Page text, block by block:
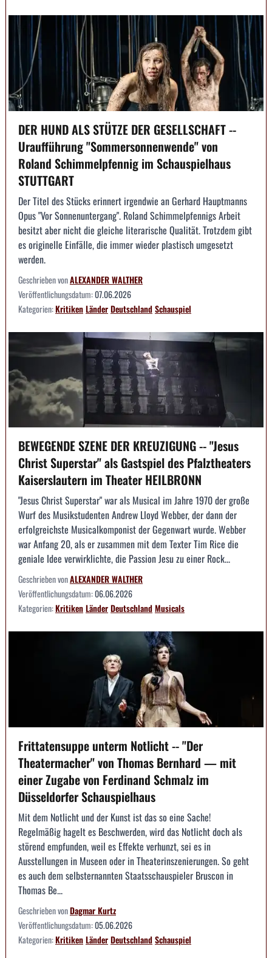
DER HUND ALS STÜTZE DER GESELLSCHAFT --
Uraufführung "Sommersonnenwende" von
Roland Schimmelpfennig im Schauspielhaus
STUTTGART
Der Titel des Stücks erinnert irgendwie an Gerhard Hauptmanns
Opus "Vor Sonnenuntergang". Roland Schimmelpfennigs Arbeit
besitzt aber nicht die gleiche literarische Qualität. Trotzdem gibt
es originelle Einfälle, die immer wieder plastisch umgesetzt
werden.
Geschrieben vonALEXANDER WALTHER
Veröffentlichungsdatum:07.06.2026
Kategorien:KritikenLänderDeutschlandSchauspiel
BEWEGENDE SZENE DER KREUZIGUNG -- "Jesus
Christ Superstar" als Gastspiel des Pfalztheaters
Kaiserslautern im Theater HEILBRONN
"Jesus Christ Superstar" war als Musical im Jahre 1970 der große
Wurf des Musikstudenten Andrew Lloyd Webber, der dann der
erfolgreichste Musicalkomponist der Gegenwart wurde. Webber
war Anfang 20, als er zusammen mit dem Texter Tim Rice die
geniale Idee verwirklichte, die Passion Jesu zu einer Rock...
Geschrieben vonALEXANDER WALTHER
Veröffentlichungsdatum:06.06.2026
Kategorien:KritikenLänderDeutschlandMusicals
Frittatensuppe unterm Notlicht -- "Der
Theatermacher" von Thomas Bernhard — mit
einer Zugabe von Ferdinand Schmalz im
Düsseldorfer Schauspielhaus
Mit dem Notlicht und der Kunst ist das so eine Sache!
Regelmäßig hagelt es Beschwerden, wird das Notlicht doch als
störend empfunden, weil es Effekte verhunzt, sei es in
Ausstellungen in Museen oder in Theaterinszenierungen. So geht
es auch dem selbsternannten Staatsschauspieler Bruscon in
Thomas Be...
Geschrieben vonDagmar Kurtz
Veröffentlichungsdatum:05.06.2026
Kategorien:KritikenLänderDeutschlandSchauspiel